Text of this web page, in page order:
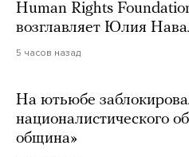
Human Rights
возглавляет Юлия
5 часов назад
На ютьюбе
националистического
община»